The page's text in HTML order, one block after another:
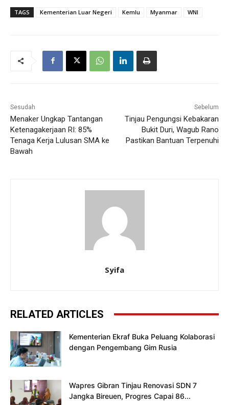
TAGS Kementerian Luar Negeri Kemlu Myanmar WNI
Sesudah
Menaker Ungkap Tantangan
Ketenagakerjaan RI: 85%
Tenaga Kerja Lulusan SMA ke
Bawah
Sebelum
Tinjau Pengungsi Kebakaran
Bukit Duri, Wagub Rano
Pastikan Bantuan Terpenuhi
Syifa
RELATED ARTICLES
Kementerian Ekraf Buka Peluang Kolaborasi
dengan Pengembang Gim Rusia
Wapres Gibran Tinjau Renovasi SDN 7
Jangka Bireuen, Progres Capai 86...